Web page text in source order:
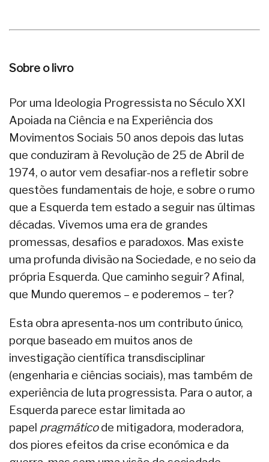
Sobre o livro
Por uma Ideologia Progressista no Século XXI
Apoiada na Ciência e na Experiência dos
Movimentos Sociais 50 anos depois das lutas
que conduziram à Revolução de 25 de Abril de
1974, o autor vem desafiar-nos a refletir sobre
questões fundamentais de hoje, e sobre o rumo
que a Esquerda tem estado a seguir nas últimas
décadas. Vivemos uma era de grandes
promessas, desafios e paradoxos. Mas existe
uma profunda divisão na Sociedade, e no seio da
própria Esquerda. Que caminho seguir? Afinal,
que Mundo queremos – e poderemos – ter?
Esta obra apresenta-nos um contributo único,
porque baseado em muitos anos de
investigação científica transdisciplinar
(engenharia e ciências sociais), mas também de
experiência de luta progressista. Para o autor, a
Esquerda parece estar limitada ao
papel pragmáticode mitigadora, moderadora,
dos piores efeitos da crise económica e da